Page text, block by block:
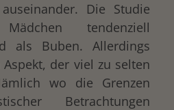
Die Studie
tendenziell
als Buben. Allerdings
der viel zu selten
wo die Grenzen
Betrachtungen